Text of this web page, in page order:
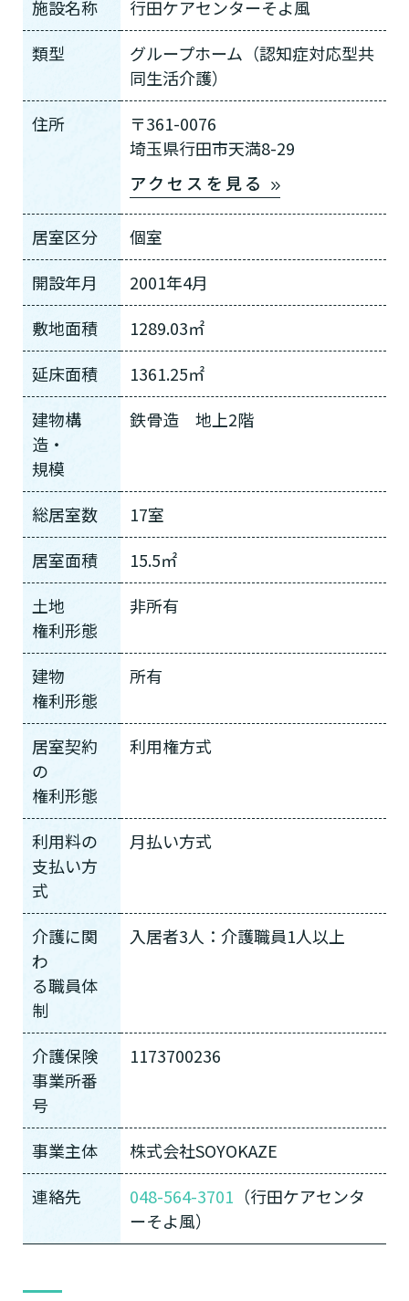
施設名称
行田ケアセンターそよ風
類型
グループホーム（認知症対応型共
同生活介護）
住所
〒361-0076
埼玉県行田市天満8-29
アクセスを見る
居室区分
個室
開設年月
2001年4月
敷地面積
1289.03㎡
延床面積
1361.25㎡
建物構
造・
規模
鉄骨造 地上2階
総居室数
17室
居室面積
15.5㎡
土地
権利形態
非所有
建物
権利形態
所有
居室契約
の
権利形態
利用権方式
利用料の
支払い方
式
月払い方式
介護に関
わ
る職員体
制
入居者3人：介護職員1人以上
介護保険
事業所番
号
1173700236
事業主体
株式会社SOYOKAZE
連絡先
048-564-3701 （行田ケアセンタ
ーそよ風）